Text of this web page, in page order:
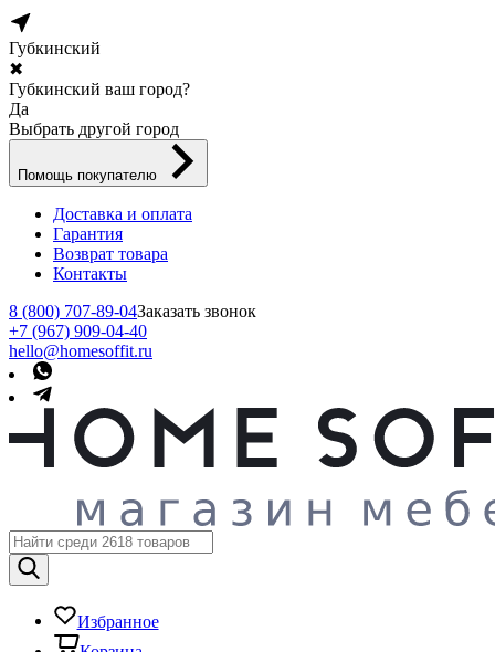
Губкинский
✖
Губкинский ваш город?
Да
Выбрать другой город
Помощь покупателю
Доставка и оплата
Гарантия
Возврат товара
Контакты
8 (800) 707-89-04Заказать звонок
+7 (967) 909-04-40
hello@homesoffit.ru
Избранное